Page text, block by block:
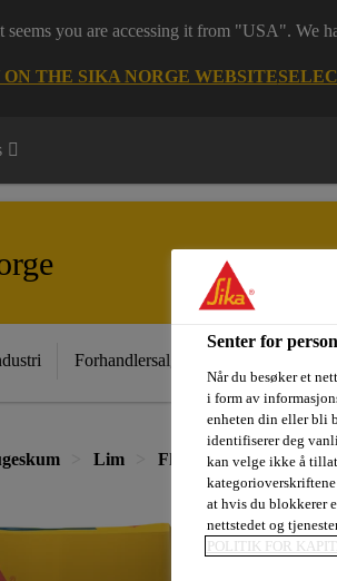
you are accessing it from "USA". We
ON THE SIKA NORGE WEBSITE
Forhandlersalg
Lim Flislim til gulv og vegg
Senter for
Når du besøker et
i form av
enheten din eller bli
identifiserer deg
kan velge ikke å
at hvis du blokkerer
nettstedet og
POLITIK FOR